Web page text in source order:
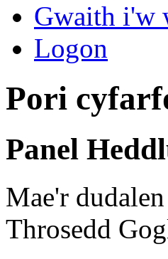
Gwaith i'w
Logon
Pori
Panel
Mae'r
Throsedd